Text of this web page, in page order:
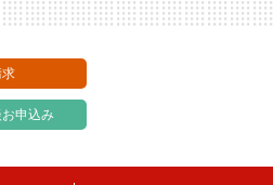
求
申込み